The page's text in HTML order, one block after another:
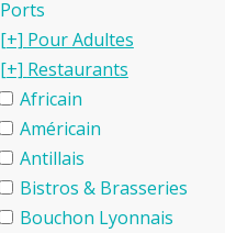
Ports
Pour Adultes
Restaurants
Africain
Américain
Antillais
Bistros & Brasseries
Bouchon Lyonnais